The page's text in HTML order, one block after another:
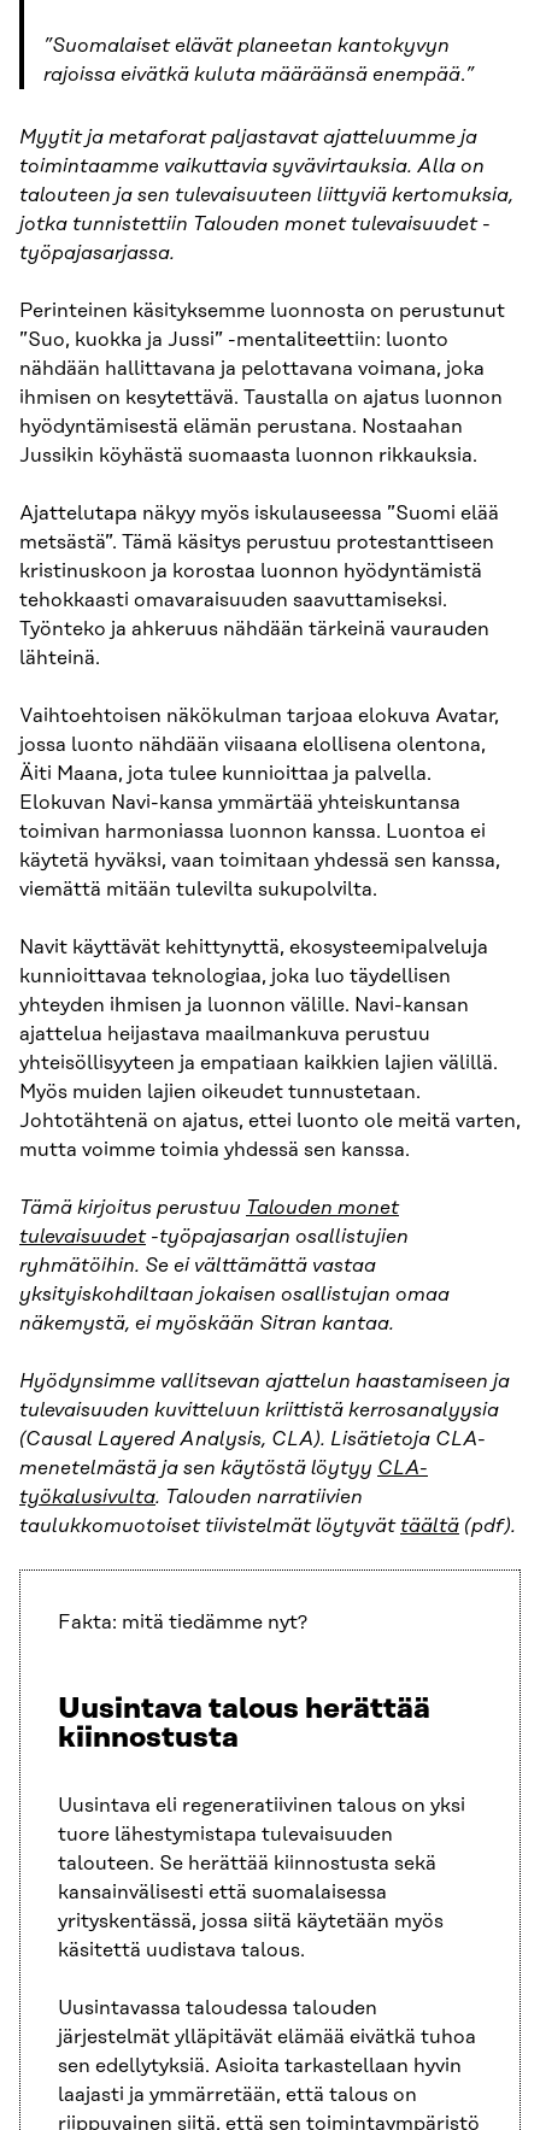
”Suomalaiset elävät planeetan kantokyvyn
rajoissa eivätkä kuluta määräänsä enempää.”
Myytit ja metaforat paljastavat ajatteluumme ja
toimintaamme vaikuttavia syvävirtauksia. Alla on
talouteen ja sen tulevaisuuteen liittyviä kertomuksia,
jotka tunnistettiin Talouden monet tulevaisuudet -
työpajasarjassa.
Perinteinen käsityksemme luonnosta on perustunut
”Suo, kuokka ja Jussi” -mentaliteettiin: luonto
nähdään hallittavana ja pelottavana voimana, joka
ihmisen on kesytettävä. Taustalla on ajatus luonnon
hyödyntämisestä elämän perustana. Nostaahan
Jussikin köyhästä suomaasta luonnon rikkauksia.
Ajattelutapa näkyy myös iskulauseessa ”Suomi elää
metsästä”. Tämä käsitys perustuu protestanttiseen
kristinuskoon ja korostaa luonnon hyödyntämistä
tehokkaasti omavaraisuuden saavuttamiseksi.
Työnteko ja ahkeruus nähdään tärkeinä vaurauden
lähteinä.
Vaihtoehtoisen näkökulman tarjoaa elokuva Avatar,
jossa luonto nähdään viisaana elollisena olentona,
Äiti Maana, jota tulee kunnioittaa ja palvella.
Elokuvan Navi-kansa ymmärtää yhteiskuntansa
toimivan harmoniassa luonnon kanssa. Luontoa ei
käytetä hyväksi, vaan toimitaan yhdessä sen kanssa,
viemättä mitään tulevilta sukupolvilta.
Navit käyttävät kehittynyttä, ekosysteemipalveluja
kunnioittavaa teknologiaa, joka luo täydellisen
yhteyden ihmisen ja luonnon välille. Navi-kansan
ajattelua heijastava maailmankuva perustuu
yhteisöllisyyteen ja empatiaan kaikkien lajien välillä.
Myös muiden lajien oikeudet tunnustetaan.
Johtotähtenä on ajatus, ettei luonto ole meitä varten,
mutta voimme toimia yhdessä sen kanssa.
Tämä kirjoitus perustuu Talouden monet
tulevaisuudet-työpajasarjan osallistujien
ryhmätöihin. Se ei välttämättä vastaa
yksityiskohdiltaan jokaisen osallistujan omaa
näkemystä, ei myöskään Sitran kantaa.
Hyödynsimme vallitsevan ajattelun haastamiseen ja
tulevaisuuden kuvitteluun kriittistä kerrosanalyysia
(Causal Layered Analysis, CLA). Lisätietoja CLA-
menetelmästä ja sen käytöstä löytyy CLA-
työkalusivulta. Talouden narratiivien
taulukkomuotoiset tiivistelmät löytyvät täältä (pdf).
Fakta: mitä tiedämme nyt?
Uusintava talous herättää
kiinnostusta
Uusintava eli regeneratiivinen talous on yksi
tuore lähestymistapa tulevaisuuden
talouteen. Se herättää kiinnostusta sekä
kansainvälisesti että suomalaisessa
yrityskentässä, jossa siitä käytetään myös
käsitettä uudistava talous.
Uusintavassa taloudessa talouden
järjestelmät ylläpitävät elämää eivätkä tuhoa
sen edellytyksiä. Asioita tarkastellaan hyvin
laajasti ja ymmärretään, että talous on
riippuvainen siitä, että sen toimintaympäristö